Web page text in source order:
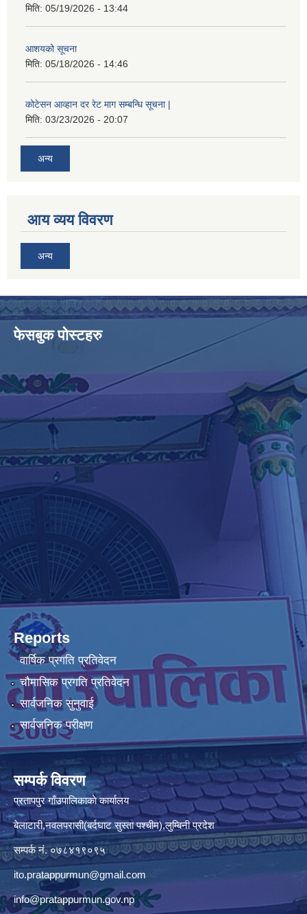
मिति: 05/19/2026 - 13:44
आशयको सूचना
मिति: 05/18/2026 - 14:46
कोटेसन आव्हान दर रेट माग सम्बन्धि सूचना |
मिति: 03/23/2026 - 20:07
अन्य
आय व्यय विवरण
अन्य
फेसबुक पोस्टहरु
Reports
वार्षिक प्रगति प्रतिवेदन
चौमासिक प्रगति प्रतिवेदन
सार्वजनिक सुनुवाई
सार्वजनिक परीक्षण
सम्पर्क विवरण
प्रतापपुर गाँउपालिकाकाे कार्यालय
बेलाटारी,नवलपरासी(बर्दघाट सुस्ता पश्चीम),लुम्बिनी प्रदेश
सम्पर्क नं. ०७८४१९०९५
ito.pratappurmun@gmail.com
info@pratappurmun.gov.np